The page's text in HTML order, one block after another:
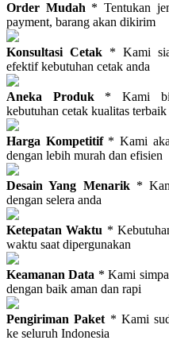
Order Mudah * Tentukan
payment, barang akan dikirim
Konsultasi Cetak* Kami
efektif kebutuhan cetak anda
Aneka Produk * Kami
kebutuhan cetak kualitas terbaik
Harga Kompetitif* Kami
dengan lebih murah dan efisien
Desain Yang Menarik*
dengan selera anda
Ketepatan Waktu *
waktu saat dipergunakan
Keamanan Data * Kami
dengan baik aman dan rapi
Pengiriman Paket * Kami
ke seluruh Indonesia